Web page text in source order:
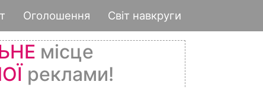
Оголошення Світ навкруги
місце
реклами!